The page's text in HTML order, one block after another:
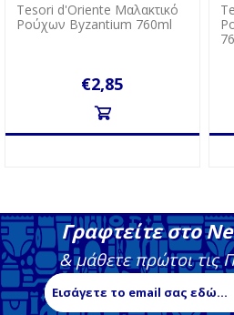
Tesori d'Oriente Μαλακτικό
Ρούχων Byzantium 760ml
€2,85
Γραφτείτε στο
& μάθετε πρώτοι τις